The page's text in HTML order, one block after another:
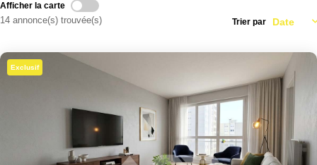
Qui Sommes Nous
AFR IMMOBILIER Bezons
AFR IMMOBILIER Carrières-Sur-Seine
AFR IMMOBILIER Chatou - Location | Gestion | Syndic
Créer une alerte
Afficher la carte
14 annonce(s) trouvée(s) Trier par
Exclusif